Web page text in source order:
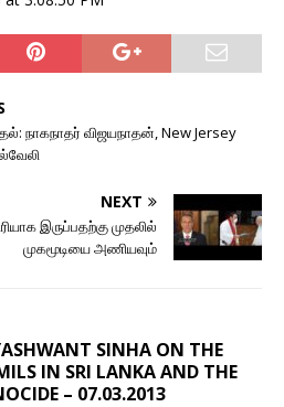
நாகநாதர் விஜயநாதன், New Jersey
NEXT
இருப்பதற்கு முதலில்
முகமூடியை அணியவும்
SINHA ON THE
IN SRI LANKA AND THE
– 07.03.2013